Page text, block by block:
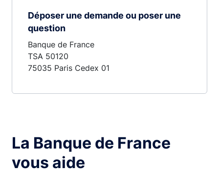
Déposer une demande ou poser une
question
Banque de France
TSA 50120
75035 Paris Cedex 01
La Banque de France
vous aide